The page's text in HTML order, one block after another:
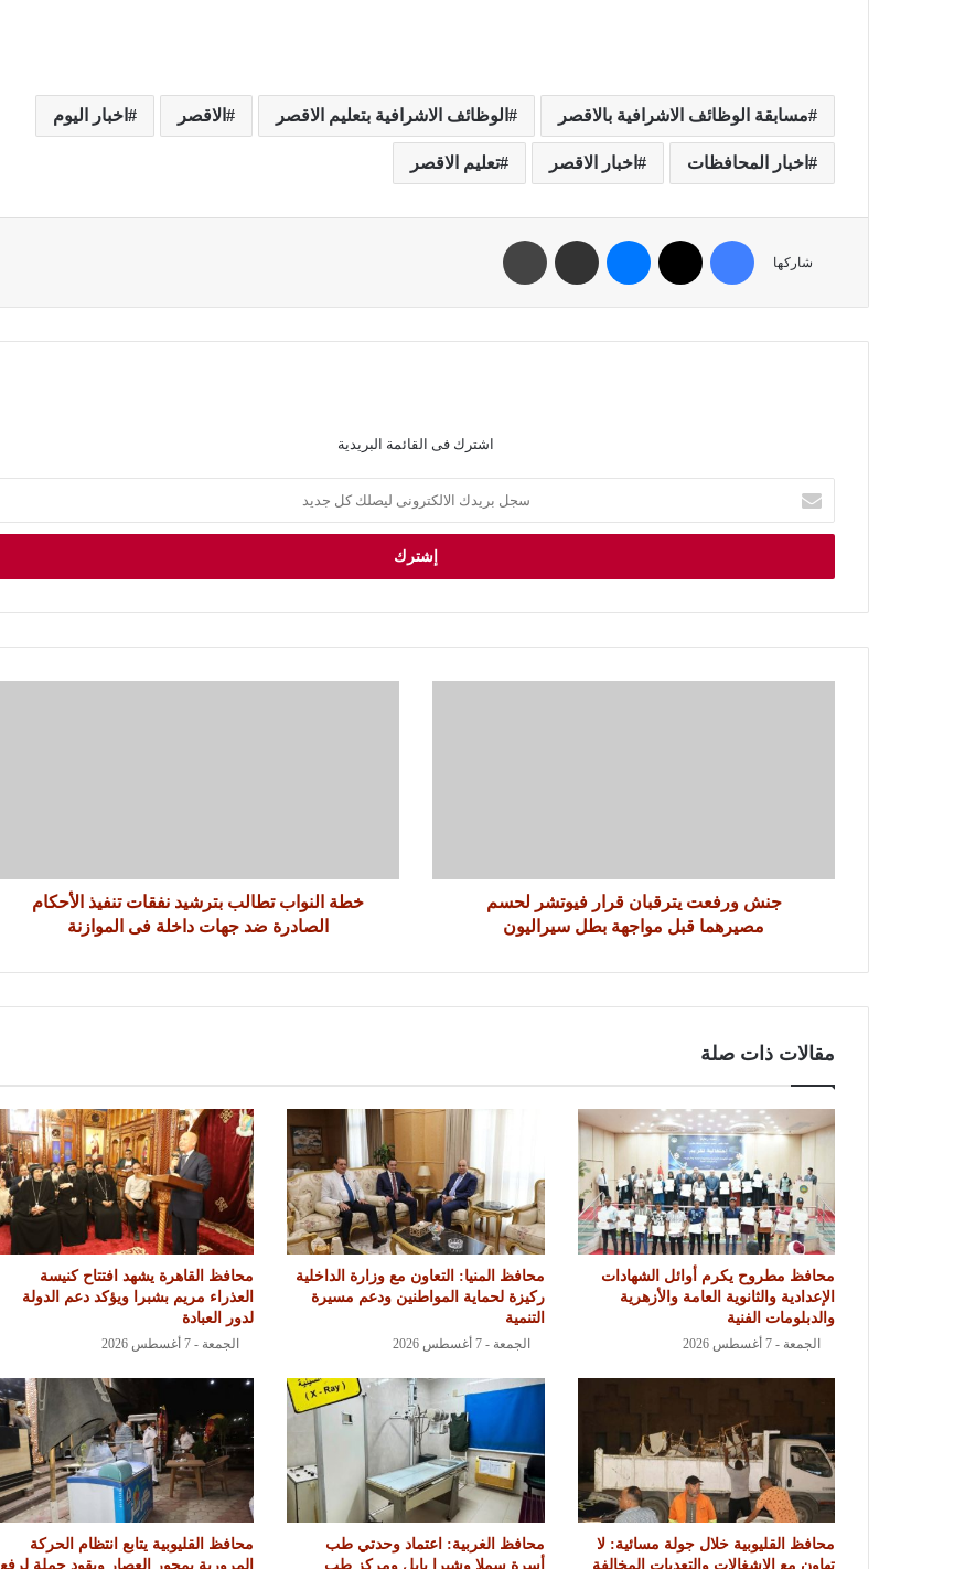
مسابقة الوظائف الاشرافية بالاقصر الوظائف الاشرافية بتعليم الاقصر الاقصر اخبار اليوم
اخبار المحافظات اخبار الاقصر تعليم الاقصر
شاركها
اشترك فى القائمة البريدية
جنش ورفعت يترقبان قرار فيوتشر لحسم
مصيرهما قبل مواجهة بطل سيراليون
خطة النواب تطالب بترشيد نفقات تنفيذ الأحكام
الصادرة ضد جهات داخلة فى الموازنة
مقالات ذات صلة
محافظ مطروح يكرم أوائل الشهادات
الإعدادية والثانوية العامة والأزهرية
والدبلومات الفنية
الجمعة - 7 أغسطس 2026
محافظ المنيا: التعاون مع وزارة الداخلية
ركيزة لحماية المواطنين ودعم مسيرة
التنمية
الجمعة - 7 أغسطس 2026
محافظ القاهرة يشهد افتتاح كنيسة
العذراء مريم بشبرا ويؤكد دعم الدولة
لدور العبادة
الجمعة - 7 أغسطس 2026
محافظ القليوبية خلال جولة مسائية: لا
تهاون مع الإشغالات والتعديات المخالفة
محافظ الغربية: اعتماد وحدتي طب
أسرة سملا وشبرا بابل ومركز طب
محافظ القليوبية يتابع انتظام الحركة
المرورية بمحور العصار ويقود حملة لرفع